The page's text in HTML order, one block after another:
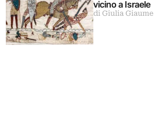
vicino a Israele
di Giulia Giaume